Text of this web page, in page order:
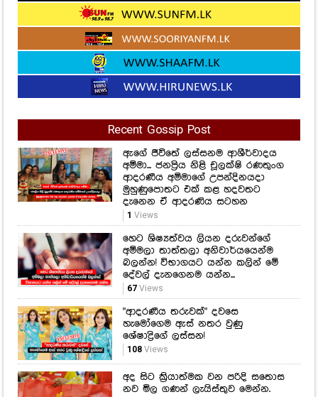
Recent Gossip Post
ඇගේ ජීවිතේ ලස්සනම ආශීර්වාදය
අම්මා... ජනප්‍රිය නිළි චූලක්ෂි රණතුංග
ආදරණීය අම්මාගේ උපන්දිනයදා
මුහුණුපොතට එක් කළ හදවතට
දැනෙන ඒ ආදරණිය සටහන
1 Views
හෙට ශිෂ්‍යත්වය ලියන දරුවන්ගේ
අම්මලා තාත්තලා අනිවාර්යයෙන්ම
බලන්න! විභාගයට යන්න කලින් මේ
දේවල් දැනගෙනම යන්න...
67Views
"ආදරණීය තරුවක්" දවසෙ
හැමෝගෙම ඇස් නතර වුණු
ශේෂාද්‍රිගේ ලස්සන!
108Views
අද සිට ක්‍රියාත්මක වන පරිදි සතොස
නව මිල ගණන් ලැයිස්තුව මෙන්න.